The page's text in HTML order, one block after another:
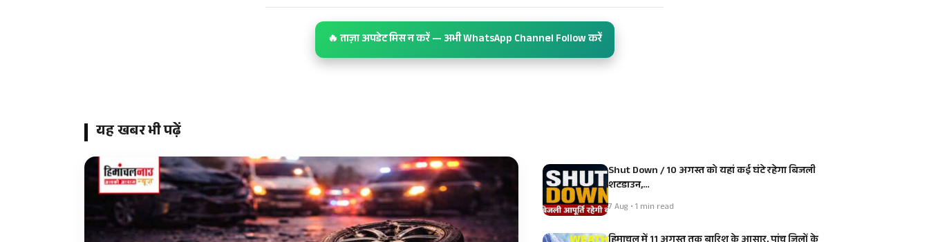
🔥 ताज़ा अपडेट मिस न करें — अभी WhatsApp Channel Follow करें
यह खबर भी पढ़ें
Shut Down / 10 अगस्त को यहां कई घंटे रहेगा बिजली
शटडाउन,…
7 Aug • 1 min read